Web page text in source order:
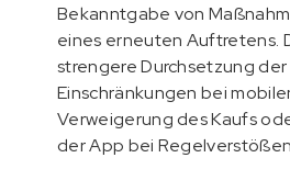
Bekanntgabe von
eines erneuten Auftretens.
strengere Durchsetzung
Einschränkungen bei
Verweigerung des Kaufs
der App bei